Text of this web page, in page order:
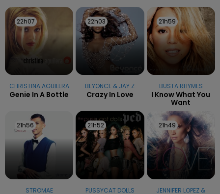
22h07
22h07
CHRISTINA AGUILERA
Genie In A Bottle
22h03
22h03
BEYONCE & JAY Z
Crazy In Love
21h59
21h59
BUSTA RHYMES
I Know What You
Want
21h56
21h56
STROMAE
21h52
21h52
PUSSYCAT DOLLS
21h49
21h49
JENNIFER LOPEZ &